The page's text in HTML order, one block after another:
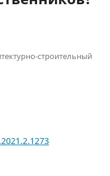
строительный